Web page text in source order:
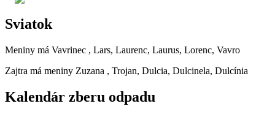
Sviatok
Meniny má Vavrinec , Lars, Laurenc, Laurus, Lorenc, Vavro
Zajtra má meniny Zuzana , Trojan, Dulcia, Dulcinela, Dulcínia
Kalendár zberu odpadu